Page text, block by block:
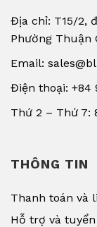
Địa chỉ: T15/2,
Phường Thuận
Email:
Điện thoại: +84
Thứ 2 – Thứ 7:
THÔNG TIN
Thanh toán và
Hỗ trợ và